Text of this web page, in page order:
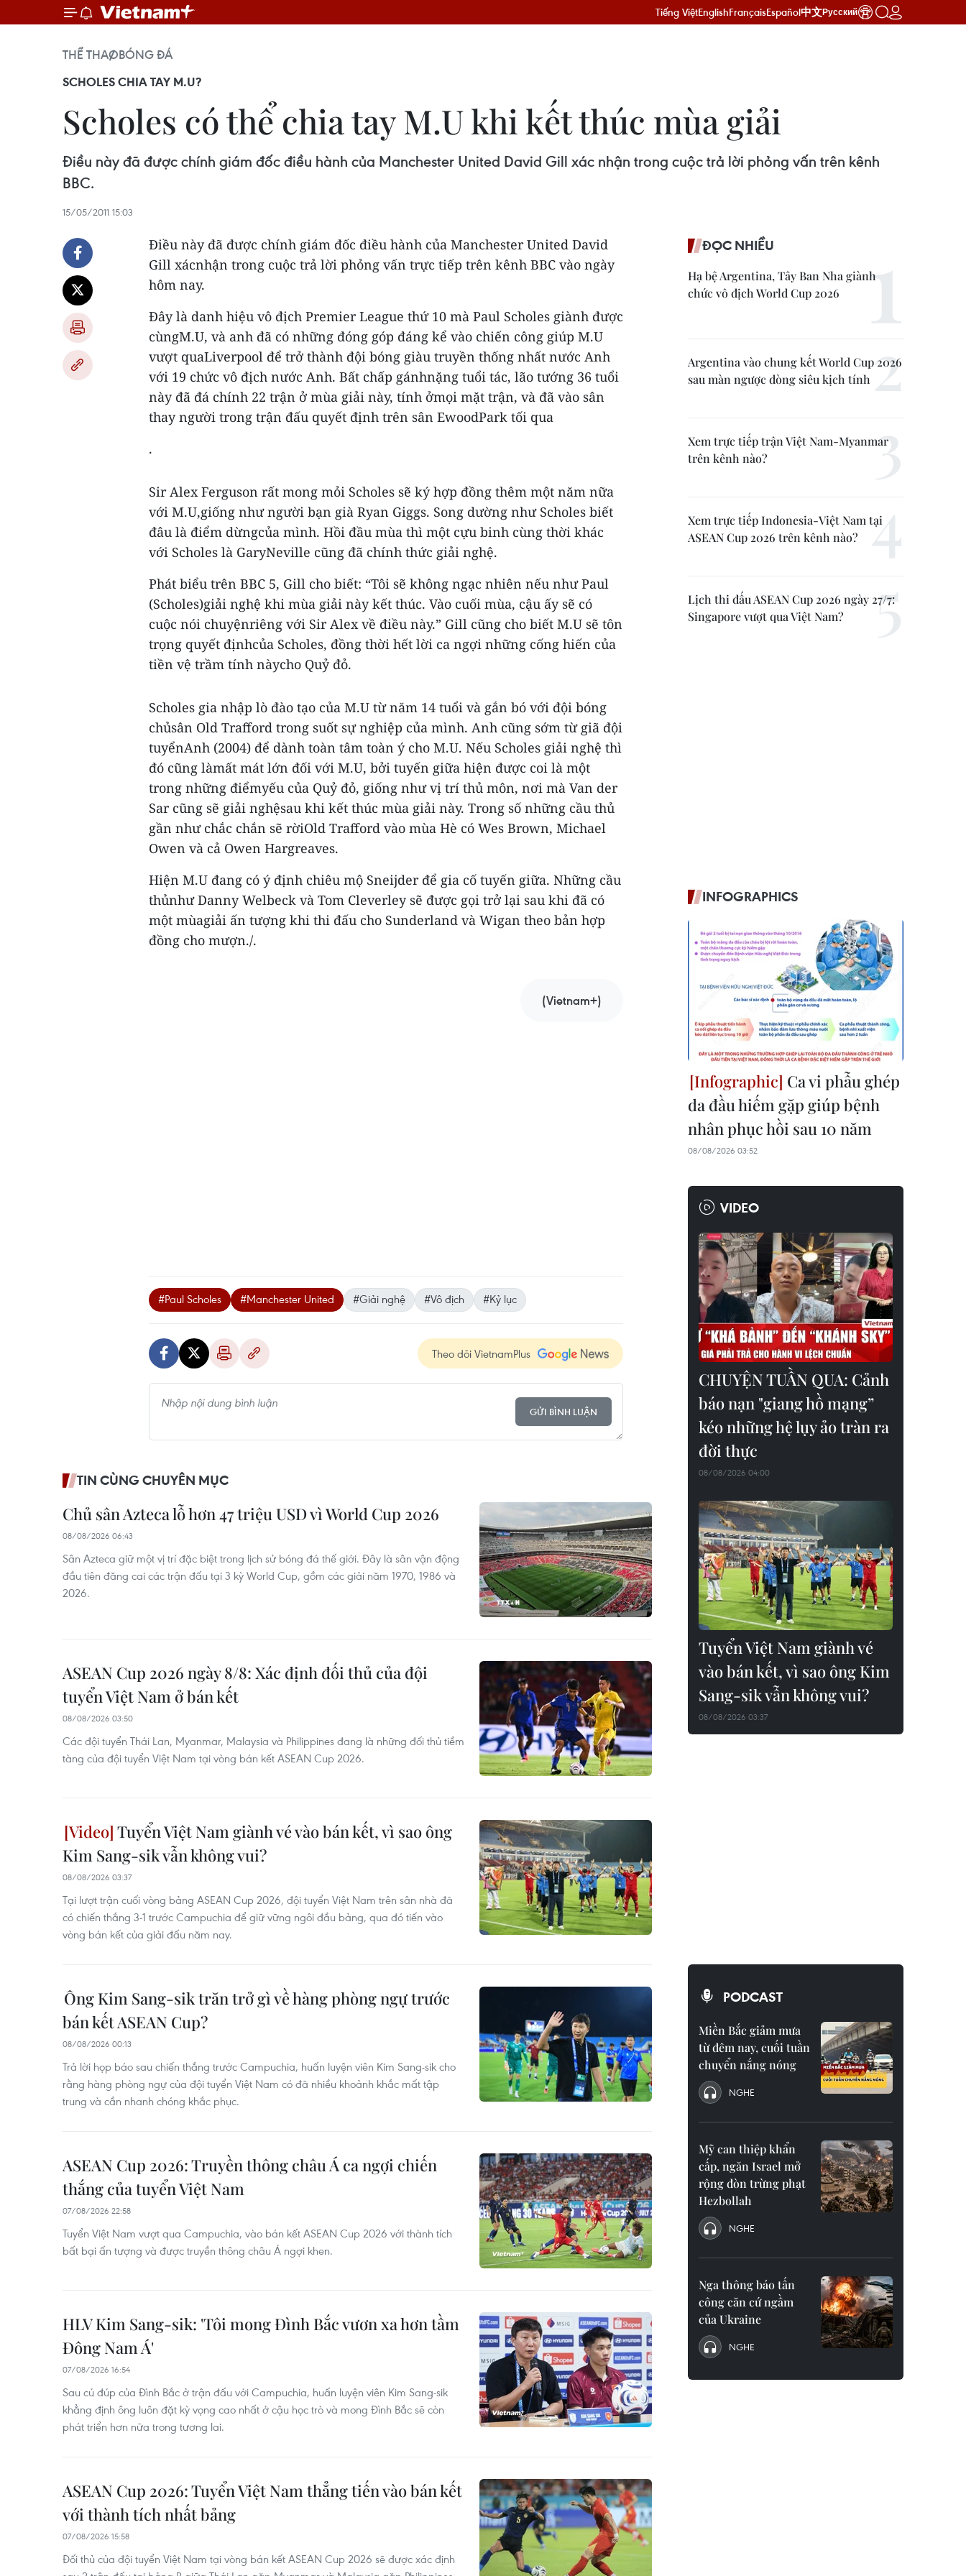
Tiếng ViệtEnglishFrançaisEspañol中文Русский
THỂ THAOBÓNG ĐÁ
SCHOLES CHIA TAY M.U?
Scholes có thể chia tay M.U khi kết thúc mùa giải
Điều này đã được chính giám đốc điều hành của Manchester United David Gill xác nhận trong cuộc trả lời phỏng vấn trên kênh
BBC.
15/05/2011 15:03
Điều này đã được chính giám đốc điều hành của Manchester United David
Gill xácnhận trong cuộc trả lời phỏng vấn trực tiếp trên kênh BBC vào ngày
hôm nay.
Đây là danh hiệu vô địch Premier League thứ 10 mà Paul Scholes giành được
cùngM.U, và anh đã có những đóng góp đáng kể vào chiến công giúp M.U
vượt quaLiverpool để trở thành đội bóng giàu truyền thống nhất nước Anh
với 19 chức vô địch nước Anh. Bất chấp gánhnặng tuổi tác, lão tướng 36 tuổi
này đã đá chính 22 trận ở mùa giải này, tính ởmọi mặt trận, và đã vào sân
thay người trong trận đấu quyết định trên sân EwoodPark tối qua
.
Sir Alex Ferguson rất mong mỏi Scholes sẽ ký hợp đồng thêm một năm nữa
với M.U,giống như người bạn già Ryan Giggs. Song dường như Scholes biết
đâu là điểm dừngcủa mình. Hồi đầu mùa thì một cựu binh cùng thời khác
với Scholes là GaryNeville cũng đã chính thức giải nghệ.
Phát biểu trên BBC 5, Gill cho biết: “Tôi sẽ không ngạc nhiên nếu như Paul
(Scholes)giải nghệ khi mùa giải này kết thúc. Vào cuối mùa, cậu ấy sẽ có
cuộc nói chuyệnriêng với Sir Alex về điều này.” Gill cũng cho biết M.U sẽ tôn
trọng quyết địnhcủa Scholes, đồng thời hết lời ca ngợi những cống hiến của
tiền vệ trầm tính nàycho Quỷ đỏ.
Scholes gia nhập lò đào tạo của M.U từ năm 14 tuổi và gắn bó với đội bóng
chủsân Old Trafford trong suốt sự nghiệp của mình. Anh cũng sớm từ giã đội
tuyểnAnh (2004) để dành toàn tâm toàn ý cho M.U. Nếu Scholes giải nghệ thì
đó cũng làmất mát lớn đối với M.U, bởi tuyến giữa hiện được coi là một
trong những điểmyếu của Quỷ đỏ, giống như vị trí thủ môn, nơi mà Van der
Sar cũng sẽ giải nghệsau khi kết thúc mùa giải này. Trong số những cầu thủ
gần như chắc chắn sẽ rờiOld Trafford vào mùa Hè có Wes Brown, Michael
Owen và cả Owen Hargreaves.
Hiện M.U đang có ý định chiêu mộ Sneijder để gia cố tuyến giữa. Những cầu
thủnhư Danny Welbeck và Tom Cleverley sẽ được gọi trở lại sau khi đã có
một mùagiải ấn tượng khi thi đấu cho Sunderland và Wigan theo bản hợp
đồng cho mượn./.
(Vietnam+)
#Paul Scholes #Manchester United #Giải nghệ #Vô địch #Kỷ lục
Theo dõi VietnamPlus
GỬI BÌNH LUẬN
TIN CÙNG CHUYÊN MỤC
Chủ sân Azteca lỗ hơn 47 triệu USD vì World Cup 2026
08/08/2026 06:43
Sân Azteca giữ một vị trí đặc biệt trong lịch sử bóng đá thế giới. Đây là sân vận động
đầu tiên đăng cai các trận đấu tại 3 kỳ World Cup, gồm các giải năm 1970, 1986 và
2026.
ASEAN Cup 2026 ngày 8/8: Xác định đối thủ của đội
tuyển Việt Nam ở bán kết
08/08/2026 03:50
Các đội tuyển Thái Lan, Myanmar, Malaysia và Philippines đang là những đối thủ tiềm
tàng của đội tuyển Việt Nam tại vòng bán kết ASEAN Cup 2026.
Tuyển Việt Nam giành vé vào bán kết, vì sao ông
Kim Sang-sik vẫn không vui?
08/08/2026 03:37
Tại lượt trận cuối vòng bảng ASEAN Cup 2026, đội tuyển Việt Nam trên sân nhà đã
có chiến thắng 3-1 trước Campuchia để giữ vững ngôi đầu bảng, qua đó tiến vào
vòng bán kết của giải đấu năm nay.
Ông Kim Sang-sik trăn trở gì về hàng phòng ngự trước
bán kết ASEAN Cup?
08/08/2026 00:13
Trả lời họp báo sau chiến thắng trước Campuchia, huấn luyện viên Kim Sang-sik cho
rằng hàng phòng ngự của đội tuyển Việt Nam có đã nhiều khoảnh khắc mất tập
trung và cần nhanh chóng khắc phục.
ASEAN Cup 2026: Truyền thông châu Á ca ngợi chiến
thắng của tuyển Việt Nam
07/08/2026 22:58
Tuyển Việt Nam vượt qua Campuchia, vào bán kết ASEAN Cup 2026 với thành tích
bất bại ấn tượng và được truyền thông châu Á ngợi khen.
HLV Kim Sang-sik: 'Tôi mong Đình Bắc vươn xa hơn tầm
Đông Nam Á'
07/08/2026 16:54
Sau cú đúp của Đình Bắc ở trận đấu với Campuchia, huấn luyện viên Kim Sang-sik
khẳng định ông luôn đặt kỳ vọng cao nhất ở cậu học trò và mong Đình Bắc sẽ còn
phát triển hơn nữa trong tương lai.
ASEAN Cup 2026: Tuyển Việt Nam thẳng tiến vào bán kết
với thành tích nhất bảng
07/08/2026 15:58
Đối thủ của đội tuyển Việt Nam tại vòng bán kết ASEAN Cup 2026 sẽ được xác định
ĐỌC NHIỀU
Hạ bệ Argentina, Tây Ban Nha giành
chức vô địch World Cup 2026
Argentina vào chung kết World Cup 2026
sau màn ngược dòng siêu kịch tính
Xem trực tiếp trận Việt Nam-Myanmar
trên kênh nào?
Xem trực tiếp Indonesia-Việt Nam tại
ASEAN Cup 2026 trên kênh nào?
Lịch thi đấu ASEAN Cup 2026 ngày 27/7:
Singapore vượt qua Việt Nam?
INFOGRAPHICS
Ca vi phẫu ghép
da đầu hiếm gặp giúp bệnh
nhân phục hồi sau 10 năm
08/08/2026 03:52
VIDEO
CHUYỆN TUẦN QUA: Cảnh
báo nạn "giang hồ mạng”
kéo những hệ lụy ảo tràn ra
đời thực
08/08/2026 04:00
Tuyển Việt Nam giành vé
vào bán kết, vì sao ông Kim
Sang-sik vẫn không vui?
08/08/2026 03:37
PODCAST
Miền Bắc giảm mưa
từ đêm nay, cuối tuần
chuyển nắng nóng
NGHE
Mỹ can thiệp khẩn
cấp, ngăn Israel mở
rộng đòn trừng phạt
Hezbollah
NGHE
Nga thông báo tấn
công căn cứ ngầm
của Ukraine
NGHE